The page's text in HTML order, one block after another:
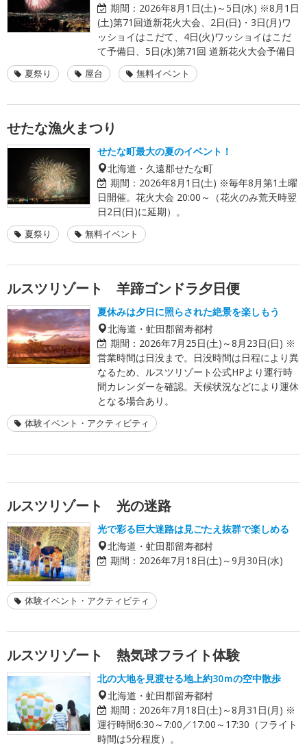
期間： 2026年8月1日(土)～5日(水) ※8月1日
(土)第71回道新花火大会、2日(日)・3日(月)ワ
ッショイはこだて、4日(火)ワッショイはこだ
て予備日、5日(水)第71回 道新花火大会予備日
夏祭り 屋台 無料イベント
せたな漁火まつり
せたな町最大の夏のイベント！
北海道・久遠郡せたな町
期間： 2026年8月1日(土) ※毎年8月第1土曜
日開催。花火大会 20:00～（花火のみ荒天時翌
日2日(日)に延期）。
夏祭り 無料イベント
ルスツリゾート 羊蹄ゴンドラ夕日便
夏休みは夕日に照らされた絶景を楽しもう
北海道・虻田郡留寿都村
期間： 2026年7月25日(土)～8月23日(日) ※
営業時間は日没まで。日没時間は日程により異
なるため、ルスツリゾート公式HPより運行時
間カレンダーを確認。天候状況などにより運休
となる場合あり。
体験イベント・アクティビティ
ルスツリゾート 光の迷路
光で彩る巨大迷路は見ごたえ抜群で楽しめる
北海道・虻田郡留寿都村
期間： 2026年7月18日(土)～9月30日(水)
体験イベント・アクティビティ
ルスツリゾート 熱気球フライト体験
北の大地を見渡せる地上約30ｍの空中散歩
北海道・虻田郡留寿都村
期間： 2026年7月18日(土)～8月31日(月) ※
運行時間6:30～7:00／17:00～17:30（フライト
時間は5分程度）。